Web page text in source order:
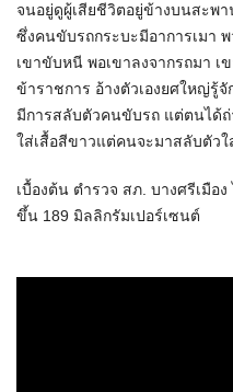
จนอยู่ดูผู้เสียชีวิตอยู่ข้างบนสะพ
ซึ่งคนขับรถกระบะมีอาการเมา
เขาขับหนี พอเขาลงจากรถมา
ข้าราชการ อ้างตัวเองยศใหญ่รู้จั
มีการสลับตัวคนขับรถ แต่ตนได้
ใส่เสื้อสีขาวแต่คนจะมาสลับตัวใ
เบื้องต้น ตำรวจ สภ. บางศรีเมือ
ขึ้น 189 มิลลิกรัมเปอร์เซนต์